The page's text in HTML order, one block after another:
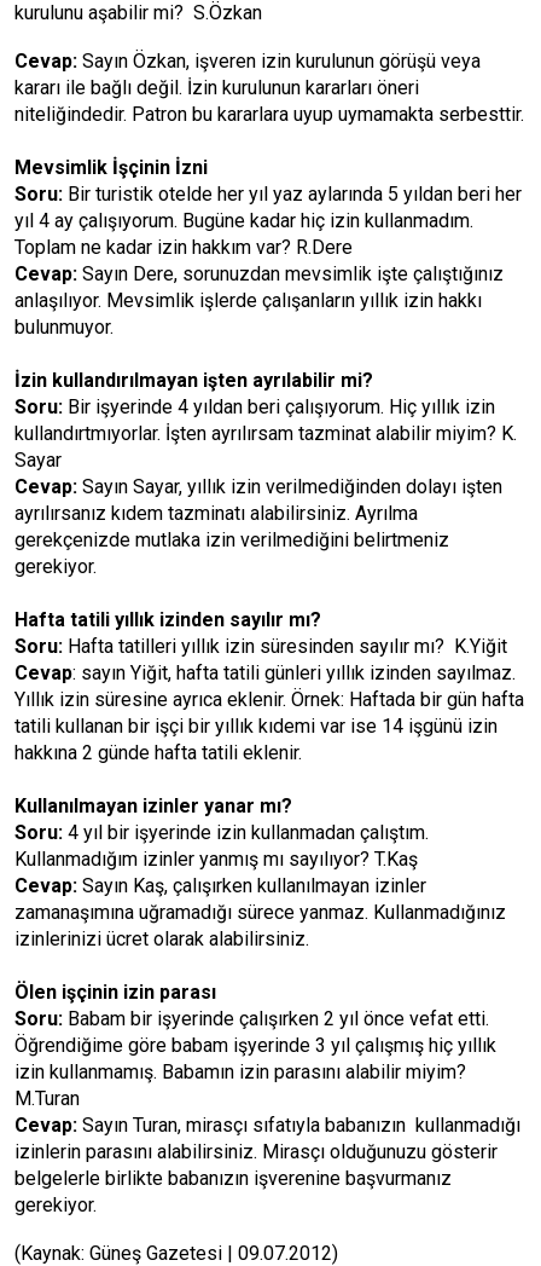
kurulunu aşabilir mi? S.Özkan
Cevap: Sayın Özkan, işveren izin kurulunun görüşü veya
kararı ile bağlı değil. İzin kurulunun kararları öneri
niteliğindedir. Patron bu kararlara uyup uymamakta serbesttir.
Mevsimlik İşçinin İzni
Soru: Bir turistik otelde her yıl yaz aylarında 5 yıldan beri her
yıl 4 ay çalışıyorum. Bugüne kadar hiç izin kullanmadım.
Toplam ne kadar izin hakkım var? R.Dere
Cevap: Sayın Dere, sorunuzdan mevsimlik işte çalıştığınız
anlaşılıyor. Mevsimlik işlerde çalışanların yıllık izin hakkı
bulunmuyor.
İzin kullandırılmayan işten ayrılabilir mi?
Soru: Bir işyerinde 4 yıldan beri çalışıyorum. Hiç yıllık izin
kullandırtmıyorlar. İşten ayrılırsam tazminat alabilir miyim? K.
Sayar
Cevap: Sayın Sayar, yıllık izin verilmediğinden dolayı işten
ayrılırsanız kıdem tazminatı alabilirsiniz. Ayrılma
gerekçenizde mutlaka izin verilmediğini belirtmeniz
gerekiyor.
Hafta tatili yıllık izinden sayılır mı?
Soru: Hafta tatilleri yıllık izin süresinden sayılır mı? K.Yiğit
Cevap: sayın Yiğit, hafta tatili günleri yıllık izinden sayılmaz.
Yıllık izin süresine ayrıca eklenir. Örnek: Haftada bir gün hafta
tatili kullanan bir işçi bir yıllık kıdemi var ise 14 işgünü izin
hakkına 2 günde hafta tatili eklenir.
Kullanılmayan izinler yanar mı?
Soru: 4 yıl bir işyerinde izin kullanmadan çalıştım.
Kullanmadığım izinler yanmış mı sayılıyor? T.Kaş
Cevap: Sayın Kaş, çalışırken kullanılmayan izinler
zamanaşımına uğramadığı sürece yanmaz. Kullanmadığınız
izinlerinizi ücret olarak alabilirsiniz.
Ölen işçinin izin parası
Soru: Babam bir işyerinde çalışırken 2 yıl önce vefat etti.
Öğrendiğime göre babam işyerinde 3 yıl çalışmış hiç yıllık
izin kullanmamış. Babamın izin parasını alabilir miyim?
M.Turan
Cevap: Sayın Turan, mirasçı sıfatıyla babanızın kullanmadığı
izinlerin parasını alabilirsiniz. Mirasçı olduğunuzu gösterir
belgelerle birlikte babanızın işverenine başvurmanız
gerekiyor.
(Kaynak: Güneş Gazetesi | 09.07.2012)